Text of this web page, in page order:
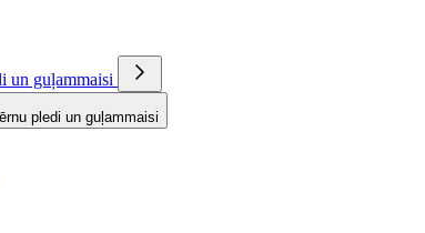
un guļammaisi
pledi un guļammaisi